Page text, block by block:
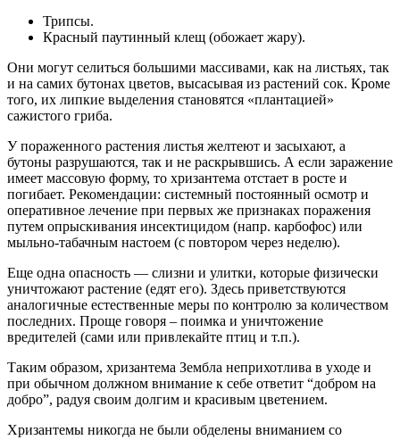
Трипсы.
Красный паутинный клещ (обожает жару).
Они могут селиться большими массивами, как на листьях, так
и на самих бутонах цветов, высасывая из растений сок. Кроме
того, их липкие выделения становятся «плантацией»
сажистого гриба.
У пораженного растения листья желтеют и засыхают, а
бутоны разрушаются, так и не раскрывшись. А если заражение
имеет массовую форму, то хризантема отстает в росте и
погибает. Рекомендации: системный постоянный осмотр и
оперативное лечение при первых же признаках поражения
путем опрыскивания инсектицидом (напр. карбофос) или
мыльно-табачным настоем (с повтором через неделю).
Еще одна опасность — слизни и улитки, которые физически
уничтожают растение (едят его). Здесь приветствуются
аналогичные естественные меры по контролю за количеством
последних. Проще говоря – поимка и уничтожение
вредителей (сами или привлекайте птиц и т.п.).
Таким образом, хризантема Зембла неприхотлива в уходе и
при обычном должном внимание к себе ответит “добром на
добро”, радуя своим долгим и красивым цветением.
Хризантемы никогда не были обделены вниманием со